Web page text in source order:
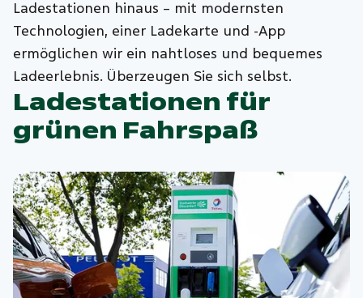
Ladestationen hinaus – mit modernsten
Technologien, einer Ladekarte und -App
ermöglichen wir ein nahtloses und bequemes
Ladeerlebnis. Überzeugen Sie sich selbst.
Ladestationen für
grünen Fahrspaß